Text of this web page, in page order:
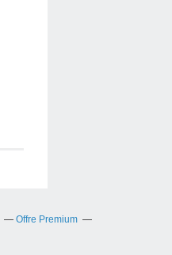
Offre Premium